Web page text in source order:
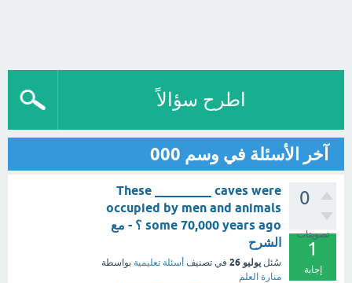
اطرح سؤالاً
آخر الأسئلة في وسم 000
0
تصويتات
1
إجابة
These _________ caves were
occupied by men and animals
some 70,000 years ago ؟ - مع
الشرح
سُئل يوليو 26 في تصنيف أسئلة تعليمية بواسطة
منارة العلم